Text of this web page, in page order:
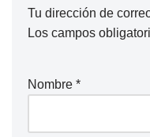
Tu dirección de
Los campos
Nombre *